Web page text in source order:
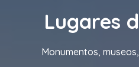
Lugares
Monumentos,